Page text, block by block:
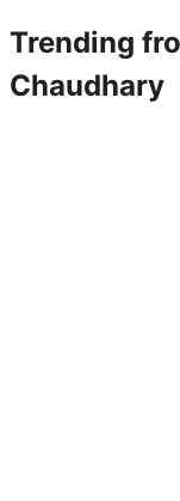
Trending
Chaudhary